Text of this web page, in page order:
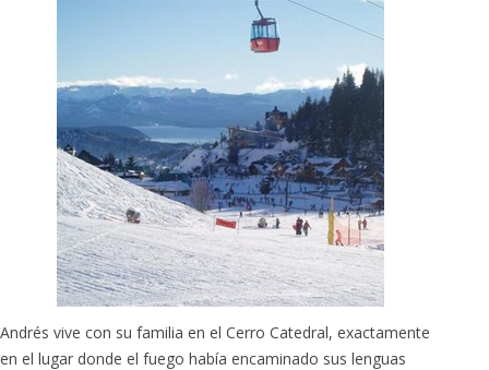
Andrés vive con su familia en el Cerro Catedral, exactamente
en el lugar donde el fuego había encaminado sus lenguas